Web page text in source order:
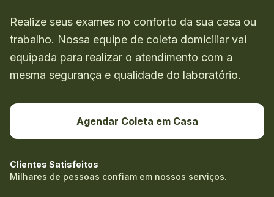
Realize seus exames no conforto da sua casa ou
trabalho. Nossa equipe de coleta domiciliar vai
equipada para realizar o atendimento com a
mesma segurança e qualidade do laboratório.
Agendar Coleta em Casa
Clientes Satisfeitos
Milhares de pessoas confiam em nossos serviços.